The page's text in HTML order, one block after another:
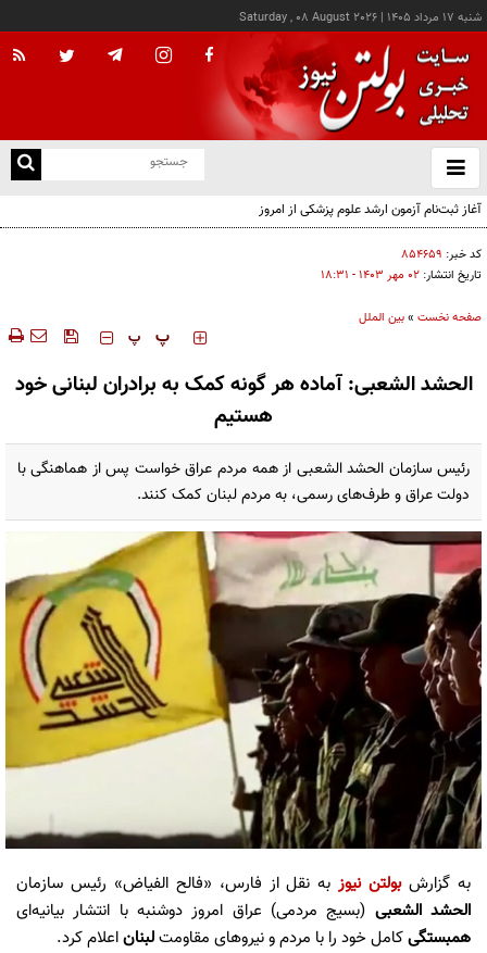
شنبه ۱۷ مرداد ۱۴۰۵ |
Saturday , 08 August 2026
باز
و
آغاز ثبت‌نام آزمون ارشد علوم پزشکی از امروز
کد خبر: ۸۵۴۶۵۹
تاریخ انتشار: ۰۲ مهر ۱۴۰۳ - ۱۸:۳۱
صفحه نخست »بین الملل
‍‍‍ پ پ
الحشد الشعبی: آماده هر گونه کمک به برادران لبنانی خود
هستیم
رئیس سازمان الحشد الشعبی از همه مردم عراق خواست پس از هماهنگی با
دولت عراق و طرف‌های رسمی، به مردم لبنان کمک کنند.
به گزارشبولتن نیوزبه نقل از فارس، «فالح الفیاض» رئیس سازمان
الحشد الشعبی (بسیج مردمی) عراق امروز دوشنبه با انتشار بیانیه‌ای
همبستگیکامل خود را با مردم و نیروهای مقاومتلبناناعلام کرد.